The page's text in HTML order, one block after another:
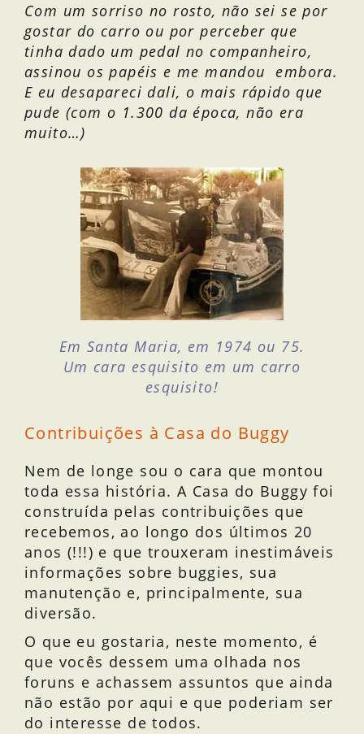
Com um sorriso no rosto, não sei se por
gostar do carro ou por perceber que
tinha dado um pedal no companheiro,
assinou os papéis e me mandou embora.
E eu desapareci dali, o mais rápido que
pude (com o 1.300 da época, não era
muito…)
Em Santa Maria, em 1974 ou 75.
Um cara esquisito em um carro
esquisito!
Contribuições à Casa do Buggy
Nem de longe sou o cara que montou
toda essa história. A Casa do Buggy foi
construída pelas contribuições que
recebemos, ao longo dos últimos 20
anos (!!!) e que trouxeram inestimáveis
informações sobre buggies, sua
manutenção e, principalmente, sua
diversão.
O que eu gostaria, neste momento, é
que vocês dessem uma olhada nos
foruns e achassem assuntos que ainda
não estão por aqui e que poderiam ser
do interesse de todos.